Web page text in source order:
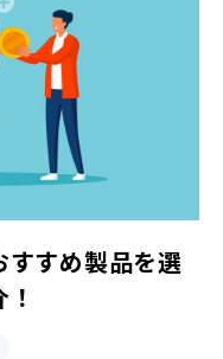
すめ製品を選